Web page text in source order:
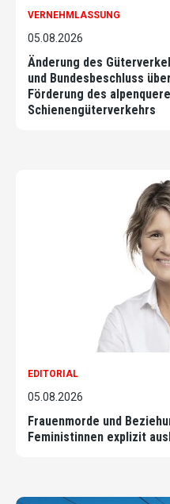
VERNEHMLASSUNG
05.08.2026
Änderung des
und Bundesbeschluss
Förderung des
Schienengüterverkehrs
EDITORIAL
05.08.2026
Frauenmorde und
Feministinnen explizit